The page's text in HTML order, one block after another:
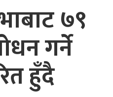
७९
गर्ने
हुँदै